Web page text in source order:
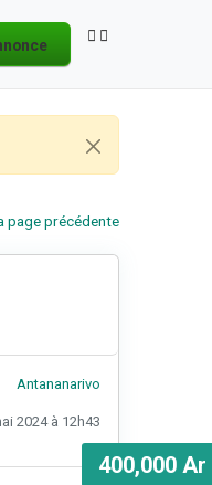
page précédente
400,000 Ar
Antananarivo
2024 à 12h43